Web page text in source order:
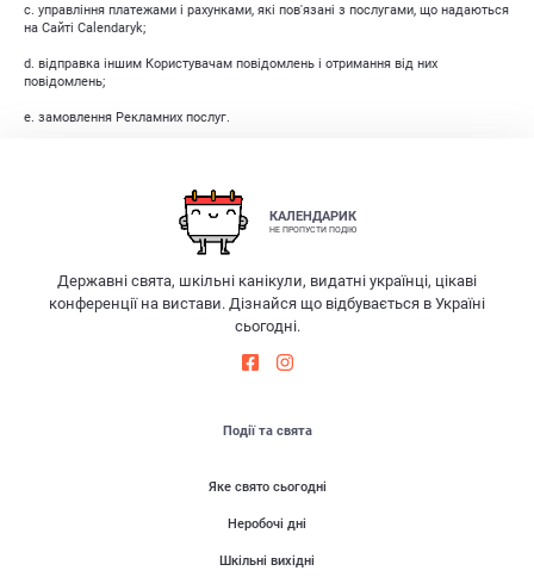
c. управління платежами і рахунками, які пов'язані з послугами, що надаються
на Сайті Calendaryk;
d. відправка іншим Користувачам повідомлень і отримання від них
повідомлень;
e. замовлення Рекламних послуг.
КАЛЕНДАРИК
НЕ ПРОПУСТИ ПОДІЮ
Державні свята, шкільні канікули, видатні українці, цікаві
конференції на вистави. Дізнайся що відбувається в Україні
сьогодні.
Події та свята
Яке свято сьогодні
Неробочі дні
Шкільні вихідні